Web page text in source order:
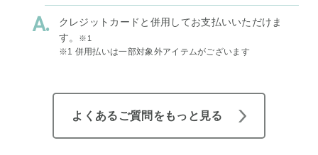
クレジットカードと併用してお支払いいただけま
す。
※1
※1 併用払いは一部対象外アイテムがございます
よくあるご質問をもっと見る